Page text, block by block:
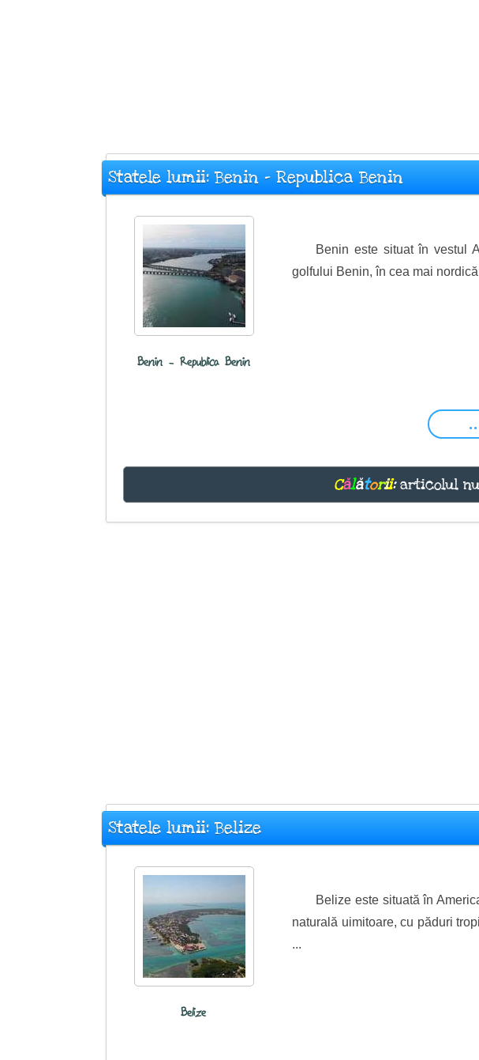
Statele lumii: Benin - Republica Benin
Benin - Republica Benin
Benin este situat în vestul
golfului Benin, în cea mai
Călătorii:articolul
Statele lumii: Belize
Belize
Belize este situată în
naturală uimitoare, cu păduri
...